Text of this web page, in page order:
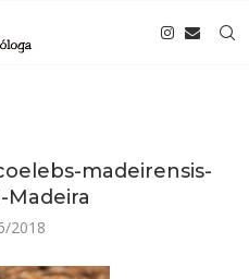
madeirensis-
Madeira
2018